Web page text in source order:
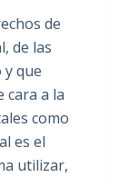
de
de las
que
cara a la
como
es el
utilizar,